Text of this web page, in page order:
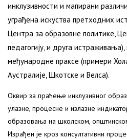
инклузивности и мапирани
уграђена искуства претходних
Центра за образовне политике,
педагогију, и друга
међународне праксе (примери
Аустралије, Шкотске и Велса).
Оквир за праћење инклузивног
улазне, процесне и излазне
образовања на школском,
Израђен је кроз консултативни